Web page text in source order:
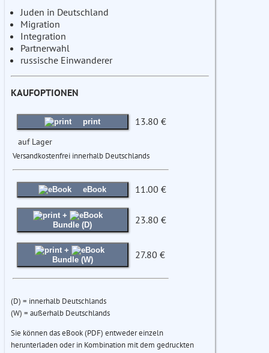
Juden in Deutschland
Migration
Integration
Partnerwahl
russische Einwanderer
KAUFOPTIONEN
print 13.80 €
auf Lager
Versandkostenfrei innerhalb Deutschlands
eBook 11.00 €
+
Bundle (D)
23.80 €
+
Bundle (W)
27.80 €
(D) = innerhalb Deutschlands
(W) = außerhalb Deutschlands
Sie können das eBook (PDF) entweder einzeln
herunterladen oder in Kombination mit dem gedruckten